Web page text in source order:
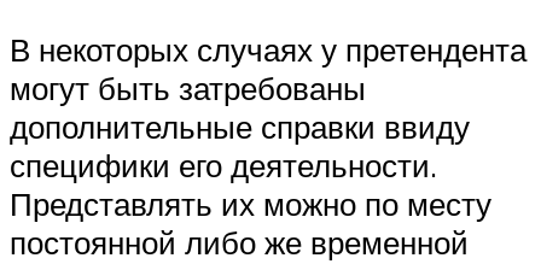
В некоторых случаях у претендента
могут быть затребованы
дополнительные справки ввиду
специфики его деятельности.
Представлять их можно по месту
постоянной либо же временной